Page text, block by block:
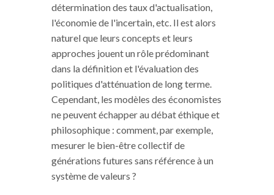
détermination des taux d'actualisation,
l'économie de l'incertain, etc. Il est alors
naturel que leurs concepts et leurs
approches jouent un rôle prédominant
dans la définition et l'évaluation des
politiques d'atténuation de long terme.
Cependant, les modèles des économistes
ne peuvent échapper au débat éthique et
philosophique : comment, par exemple,
mesurer le bien-être collectif de
générations futures sans référence à un
système de valeurs ?